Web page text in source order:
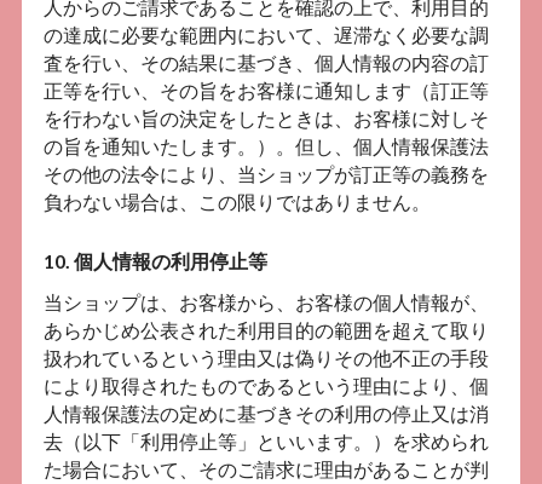
人からのご請求であることを確認の上で、利用目的
の達成に必要な範囲内において、遅滞なく必要な調
査を行い、その結果に基づき、個人情報の内容の訂
正等を行い、その旨をお客様に通知します（訂正等
を行わない旨の決定をしたときは、お客様に対しそ
の旨を通知いたします。）。但し、個人情報保護法
その他の法令により、当ショップが訂正等の義務を
負わない場合は、この限りではありません。
10. 個人情報の利用停止等
当ショップは、お客様から、お客様の個人情報が、
あらかじめ公表された利用目的の範囲を超えて取り
扱われているという理由又は偽りその他不正の手段
により取得されたものであるという理由により、個
人情報保護法の定めに基づきその利用の停止又は消
去（以下「利用停止等」といいます。）を求められ
た場合において、そのご請求に理由があることが判